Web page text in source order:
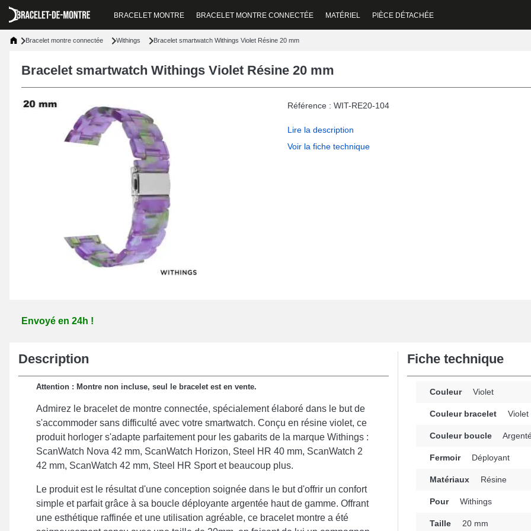
BRACELET MONTRE BRACELET MONTRE CONNECTÉE MATÉRIEL PIÈCE DÉTACHÉE
Bracelet montre connectée Withings Bracelet smartwatch Withings Violet Résine 20 mm
Bracelet smartwatch Withings Violet Résine 20 mm
Référence : WIT-RE20-104
Lire la description
Voir la fiche technique
Envoyé en 24h !
Description
Attention : Montre non incluse, seul le bracelet est en vente.
Admirez le bracelet de montre connectée, spécialement élaboré dans le but de
s'accommoder sans difficulté avec votre smartwatch. Conçu en résine violet, ce
produit horloger s'adapte parfaitement pour les gabarits de la marque Withings :
ScanWatch Nova 42 mm, ScanWatch Horizon, Steel HR 40 mm, ScanWatch 2
42 mm, ScanWatch 42 mm, Steel HR Sport et beaucoup plus.
Le produit est le résultat d'une conception soignée dans le but d'offrir un confort
simple et parfait grâce à sa boucle déployante argentée haut de gamme. Offrant
une esthétique raffinée et une utilisation agréable, ce bracelet montre a été
Fiche technique
Couleur Violet
Couleur bracelet Violet
Couleur boucle
Fermoir Déployant
Matériaux Résine
Pour Withings
Taille 20 mm